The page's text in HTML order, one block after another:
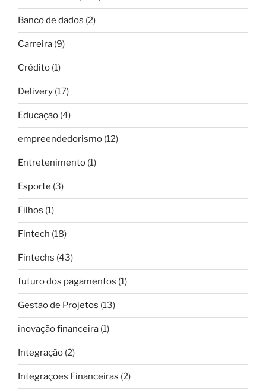
Banco de dados (2)
Carreira (9)
Crédito (1)
Delivery (17)
Educação (4)
empreendedorismo (12)
Entretenimento (1)
Esporte (3)
Filhos (1)
Fintech (18)
Fintechs (43)
futuro dos pagamentos (1)
Gestão de Projetos (13)
inovação financeira (1)
Integração (2)
Integrações Financeiras (2)